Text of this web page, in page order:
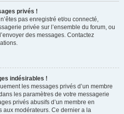
privés !
pas enregistré et/ou connecté,
privée sur l’ensemble du forum, ou
des messages. Contactez
indésirables !
les messages privés d’un membre
les paramètres de votre messagerie
privés abusifs d’un membre en
aux modérateurs. Ce dernier a la